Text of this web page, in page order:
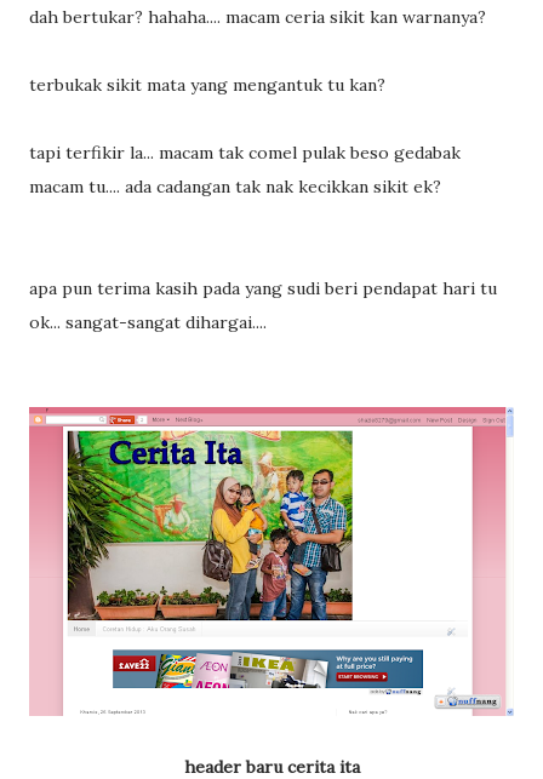
dah bertukar? hahaha.... macam ceria sikit kan warnanya?
terbukak sikit mata yang mengantuk tu kan?
tapi terfikir la... macam tak comel pulak beso gedabak
macam tu.... ada cadangan tak nak kecikkan sikit ek?
apa pun terima kasih pada yang sudi beri pendapat hari tu
ok... sangat-sangat dihargai....
header baru cerita ita